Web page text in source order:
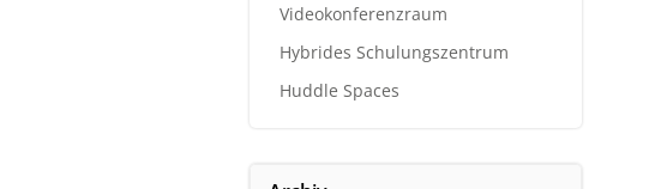
Videokonferenzraum
Hybrides Schulungszentrum
Huddle Spaces